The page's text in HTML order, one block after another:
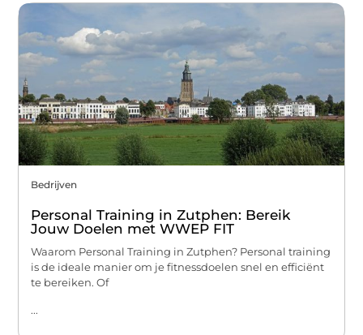
Bedrijven
Personal Training in Zutphen: Bereik
Jouw Doelen met WWEP FIT
Waarom Personal Training in Zutphen? Personal training
is de ideale manier om je fitnessdoelen snel en efficiënt
te bereiken. Of
...